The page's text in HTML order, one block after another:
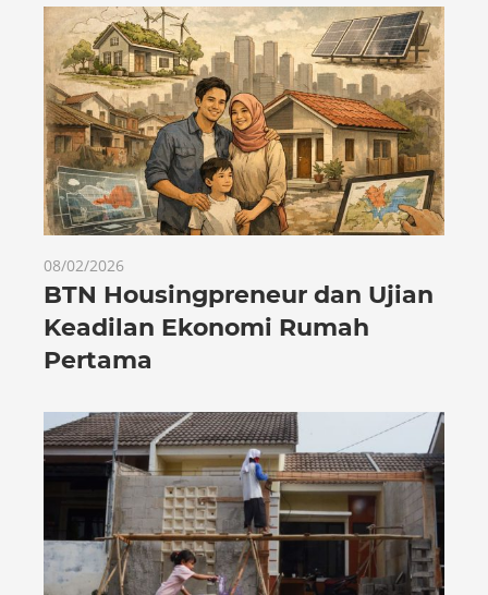
08/02/2026
BTN Housingpreneur dan Ujian
Keadilan Ekonomi Rumah
Pertama